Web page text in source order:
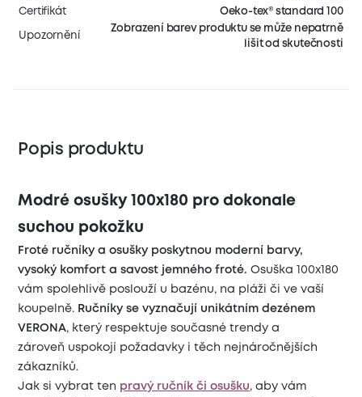
Certifikát
Oeko-tex® standard 100
Upozornění
Zobrazení barev produktu se může nepatrně
lišit od skutečnosti
Popis produktu
Modré osušky 100x180 pro dokonale
suchou pokožku
Froté ručníky a osušky poskytnou moderní barvy,
vysoký komfort a savost jemného froté. Osuška 100x180
vám spolehlivě poslouží u bazénu, na pláži či ve vaší
koupelně. Ručníky se vyznačují unikátním dezénem
VERONA, který respektuje současné trendy a
zároveň uspokojí požadavky i těch nejnáročnějších
zákazníků.
Jak si vybrat ten pravý ručník či osušku, aby vám